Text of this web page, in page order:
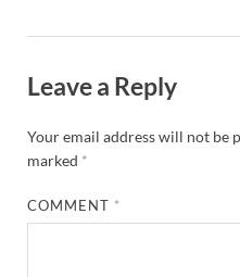
Leave a Reply
Your email address will not be
marked *
COMMENT *